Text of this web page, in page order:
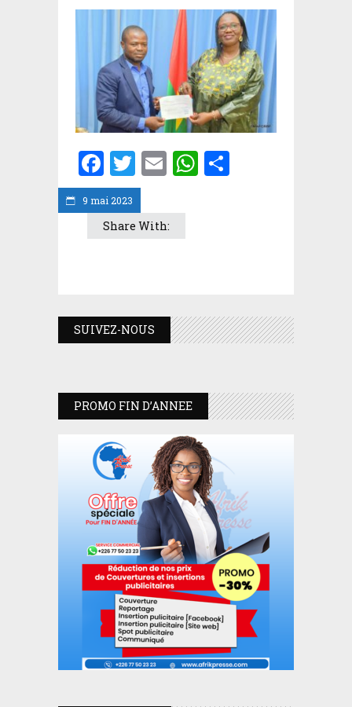
9 mai 2023
Facebook
Twitter
EmailWhatsApp
Share With:
SUIVEZ-NOUS
PROMO FIN D’ANNEE